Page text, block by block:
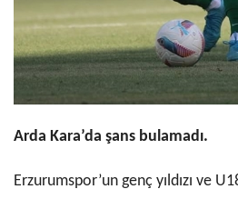
Arda Kara’da şans bulamadı.
Erzurumspor’un genç yıldızı ve